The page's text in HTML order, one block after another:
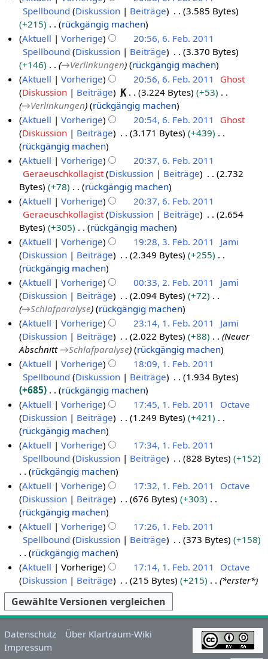
m
m
e
n
f
a
s
s
u
n
g
s
z
u
s
a
m
m
e
n
f
a
s
s
u
n
g
n
g
s
z
u
s
a
m
m
e
n
f
a
s
u
n
g
e
t
u
n
g
s
z
u
s
a
m
m
e
n
f
a
s
s
u
n
g
a
r
b
e
t
u
n
g
s
z
u
s
a
m
m
e
n
f
a
s
s
u
n
g
1
e
B
e
a
r
b
e
i
t
u
n
g
s
u
s
a
m
m
e
n
f
a
s
s
u
n
g
e
i
n
e
B
e
a
r
b
e
i
t
u
n
g
s
u
s
a
m
m
e
n
f
a
s
s
u
n
g
Spellbound Diskussion Beiträge
3.585 Bytes
+215
K
e
i
n
e
B
e
a
r
b
e
t
u
n
g
s
z
u
s
a
m
m
e
n
f
a
s
s
u
n
g
rückgängig machen
Aktuell
Vorherige
20:56, 6. Feb. 2011
Spellbound Diskussion Beiträge
3.370 Bytes
+146
→Verlinkungen
rückgängig machen
Aktuell
Vorherige 20:56, 6. Feb. 2011
Ghost
Diskussion
Beiträge K 3.224 Bytes
+53
→Verlinkungen
rückgängig machen
Aktuell
Vorherige 20:54, 6. Feb. 2011
Ghost
Diskussion
Beiträge 3.171 Bytes
+439
K
e
n
e
B
e
a
r
b
e
i
t
u
n
g
s
z
u
s
a
m
m
e
n
f
a
s
s
u
n
g
rückgängig machen
Aktuell
Vorherige
20:37, 6. Feb. 2011
Geraeuschkollagist Diskussion Beiträge
2.732
Bytes
+78
K
e
i
n
e
B
e
a
r
b
e
i
t
u
n
g
s
z
u
s
a
m
m
e
n
f
a
s
s
u
n
g
rückgängig machen
Aktuell
Vorherige
20:37, 6. Feb. 2011
Geraeuschkollagist Diskussion Beiträge
2.654
Bytes
+305
K
e
i
n
e
B
e
a
r
e
i
t
u
n
g
s
z
u
s
a
m
m
e
n
f
a
s
s
u
n
g
rückgängig machen
F
1
Aktuell Vorherige 19:28, 3. Feb. 2011
Jami
Diskussion
Beiträge 2.349 Bytes
+255
K
e
i
n
e
B
e
a
r
b
e
i
t
u
n
g
s
z
u
s
a
m
m
e
n
f
a
s
s
u
rückgängig machen
F
1
Aktuell Vorherige 00:33, 2. Feb. 2011
Jami
Diskussion
Beiträge 2.094 Bytes
+72
→Schlafparalyse rückgängig machen
F
1
Aktuell Vorherige 23:14, 1. Feb. 2011
Jami
Diskussion
Beiträge 2.022 Bytes +88
Neuer
Abschnitt →Schlafparalyse
rückgängig machen
Aktuell
Vorherige
18:09, 1. Feb. 2011
Spellbound Diskussion Beiträge
1.934 Bytes
+685
K
e
i
n
e
e
a
r
b
e
t
u
n
g
s
u
s
rückgängig machen
Aktuell
Vorherige 17:45, 1. Feb. 2011
Octave
Diskussion
Beiträge 1.249 Bytes
+421
K
e
e
B
e
a
r
i
t
u
n
s
z
rückgängig machen
Aktuell
Vorherige
17:34, 1. Feb. 2011
Spellbound Diskussion Beiträge 828 Bytes +152
K
e
i
n
e
e
a
r
b
e
t
u
rückgängig machen
Aktuell
Vorherige 17:32, 1. Feb. 2011
Octave
Diskussion
Beiträge 676 Bytes
+303
K
e
e
B
e
a
r
rückgängig machen
Aktuell
Vorherige
17:26, 1. Feb. 2011
Spellbound Diskussion Beiträge 373 Bytes +158
K
e
i
n
e
B
e
rückgängig machen
Aktuell
Vorherige 17:14, 1. Feb. 2011
Octave
Diskussion
Beiträge 215 Bytes +215 *erster*
Datenschutz
Über Klartraum-Wiki
Impressum